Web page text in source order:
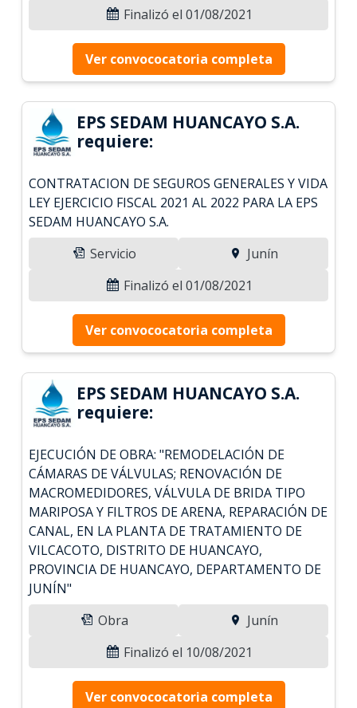
Finalizó el 01/08/2021
Ver convococatoria completa
EPS SEDAM HUANCAYO S.A.
requiere:
CONTRATACION DE SEGUROS GENERALES Y VIDA
LEY EJERCICIO FISCAL 2021 AL 2022 PARA LA EPS
SEDAM HUANCAYO S.A.
Servicio
Junín
Finalizó el 01/08/2021
Ver convococatoria completa
EPS SEDAM HUANCAYO S.A.
requiere:
EJECUCIÓN DE OBRA: "REMODELACIÓN DE
CÁMARAS DE VÁLVULAS; RENOVACIÓN DE
MACROMEDIDORES, VÁLVULA DE BRIDA TIPO
MARIPOSA Y FILTROS DE ARENA, REPARACIÓN DE
CANAL, EN LA PLANTA DE TRATAMIENTO DE
VILCACOTO, DISTRITO DE HUANCAYO,
PROVINCIA DE HUANCAYO, DEPARTAMENTO DE
JUNÍN"
Obra
Junín
Finalizó el 10/08/2021
Ver convococatoria completa